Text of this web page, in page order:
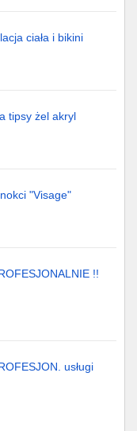
ciała i bikini
tipsy żel akryl
"Visage"
!!
usługi